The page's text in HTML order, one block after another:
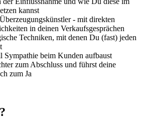
kannst
- mit direkten
in deinen Verkaufsgesprächen
Techniken, mit denen Du (fast) jeden
Sympathie beim Kunden aufbaust
zum Abschluss und führst deine
zum Ja